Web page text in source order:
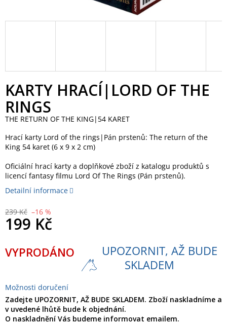
KARTY HRACÍ|LORD OF THE
RINGS
THE RETURN OF THE KING|54 KARET
Hrací karty Lord of the rings|Pán prstenů: The return of the
King 54 karet (6 x 9 x 2 cm)
Oficiální hrací karty a doplňkové zboží z katalogu produktů s
licencí fantasy filmu Lord Of The Rings (Pán prstenů).
Detailní informace
239 Kč –16 %
199 Kč
cena:
VYPRODÁNO
UPOZORNIT, AŽ BUDE
SKLADEM
Možnosti doručení
Zadejte UPOZORNIT, AŽ BUDE SKLADEM. Zboží naskladníme a
v uvedené lhůtě bude k objednání.
O naskladnění Vás budeme informovat emailem.